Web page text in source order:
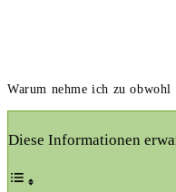
Warum nehme ich zu
Diese Informationen